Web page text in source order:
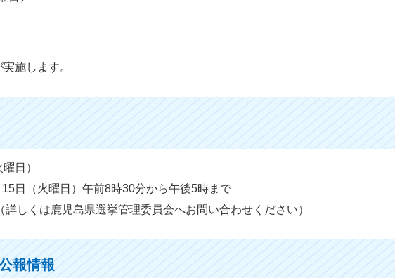
施します。
日）
日（火曜日）午前8時30分から午後5時まで
しくは鹿児島県選挙管理委員会へお問い合わせください）
報情報